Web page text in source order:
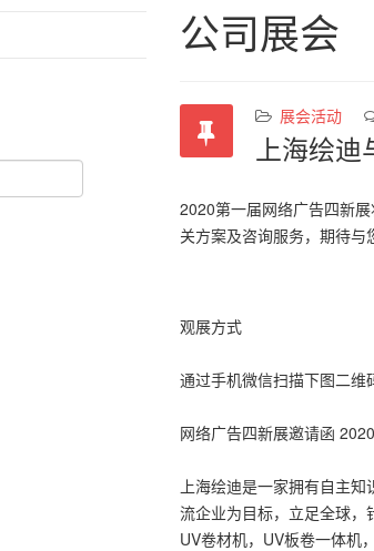
公司展会
展会活动
上海绘迪
2020第一届网络广告四新
关方案及咨询服务，期待与
观展方式
通过手机微信扫描下图二维
网络广告四新展邀请函
上海绘迪是一家拥有自主
流企业为目标，立足全球，
UV卷材机，UV板卷一体机